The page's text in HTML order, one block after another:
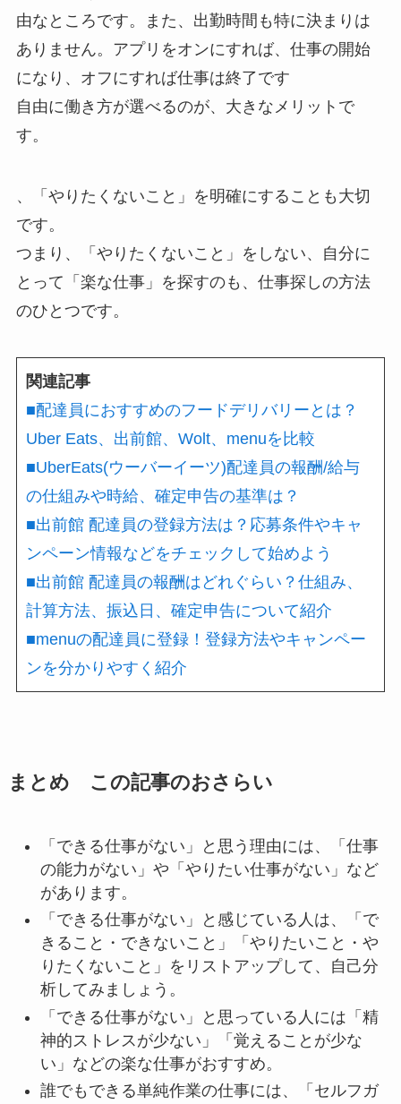
由なところです。また、出勤時間も特に決まりは
ありません。アプリをオンにすれば、仕事の開始
になり、オフにすれば仕事は終了です
自由に働き方が選べるのが、大きなメリットで
す。
、「やりたくないこと」を明確にすることも大切
です。
つまり、「やりたくないこと」をしない、自分に
とって「楽な仕事」を探すのも、仕事探しの方法
のひとつです。
関連記事
■配達員におすすめのフードデリバリーとは？
Uber Eats、出前館、Wolt、menuを比較
■UberEats(ウーバーイーツ)配達員の報酬/給与
の仕組みや時給、確定申告の基準は？
■出前館 配達員の登録方法は？応募条件やキャ
ンペーン情報などをチェックして始めよう
■出前館 配達員の報酬はどれぐらい？仕組み、
計算方法、振込日、確定申告について紹介
■menuの配達員に登録！登録方法やキャンペー
ンを分かりやすく紹介
まとめ この記事のおさらい
「できる仕事がない」と思う理由には、「仕事
の能力がない」や「やりたい仕事がない」など
があります。
「できる仕事がない」と感じている人は、「で
きること・できないこと」「やりたいこと・や
りたくないこと」をリストアップして、自己分
析してみましょう。
「できる仕事がない」と思っている人には「精
神的ストレスが少ない」「覚えることが少な
い」などの楽な仕事がおすすめ。
誰でもできる単純作業の仕事には、「セルフガ